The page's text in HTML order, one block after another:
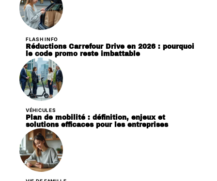
FLASH INFO
Réductions Carrefour Drive en 2026 : pourquoi
le code promo reste imbattable
VÉHICULES
Plan de mobilité : définition, enjeux et
solutions efficaces pour les entreprises